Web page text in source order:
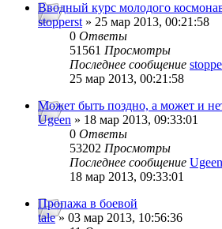
Вводный курс молодого
stopperst » 25 мар 2013, 00:21:58
0 Ответы
51561 Просмотры
Последнее сообщение
25 мар 2013, 00:21:58
Может быть поздно, а может и
Ugeen » 18 мар 2013, 09:33:01
0 Ответы
53202 Просмотры
Последнее сообщение Ugeen
18 мар 2013, 09:33:01
Пропажа в боевой
tale» 03 мар 2013, 10:56:36